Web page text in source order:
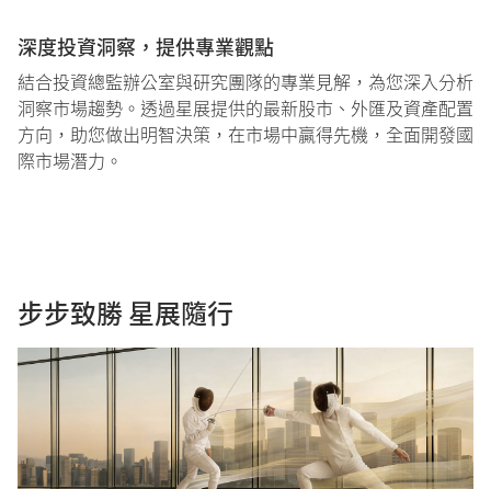
深度投資洞察，提供專業觀點
結合投資總監辦公室與研究團隊的專業見解，為您深入分析
洞察市場趨勢。透過星展提供的最新股市、外匯及資產配置
方向，助您做出明智決策，在市場中贏得先機，全面開發國
際市場潛力。
步步致勝 星展隨行